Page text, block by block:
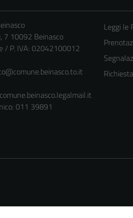
7 10092 Beinasco
/ P. IVA: 02042100012
011 39891
Leggi le